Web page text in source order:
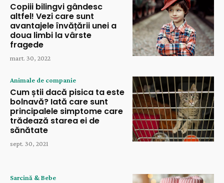
Copiii bilingvi gândesc
altfel! Vezi care sunt
avantajele învățării unei a
doua limbi la vârste
fragede
mart. 30, 2022
Animale de companie
Cum știi dacă pisica ta este
bolnavă? Iată care sunt
principalele simptome care
trădează starea ei de
sănătate
sept. 30, 2021
Sarcină & Bebe